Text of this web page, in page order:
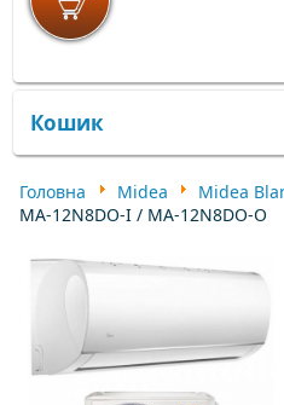
×
×
Кошик
Головна Midea Midea
MA-12N8DO-I / MA-12N8DO-O